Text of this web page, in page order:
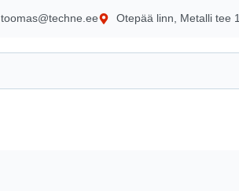
toomas@techne.ee Otepää linn, Metalli tee 1